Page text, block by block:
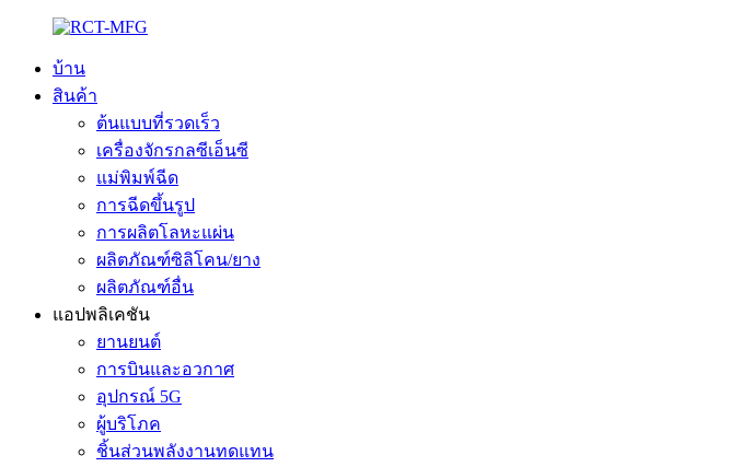
บ้าน
สินค้า
ต้นแบบที่รวดเร็ว
เครื่องจักรกลซีเอ็นซี
แม่พิมพ์ฉีด
การฉีดขึ้นรูป
การผลิตโลหะแผ่น
ผลิตภัณฑ์ซิลิโคน/ยาง
ผลิตภัณฑ์อื่น
แอปพลิเคชัน
ยานยนต์
การบินและอวกาศ
อุปกรณ์ 5G
ผู้บริโภค
ชิ้นส่วนพลังงานทดแทน